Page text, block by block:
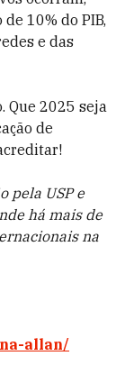
10% do PIB,
e das
Que 2025 seja
de
pela USP e
há mais de
na
allan/